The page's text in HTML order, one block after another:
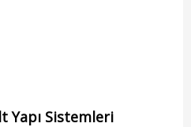
Yapı Sistemleri